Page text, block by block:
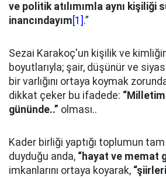
ve politik atılımımla aynı kişiliği
inancındayım [1] .”
Sezai Karakoç'un kişilik ve
boyutlarıyla; şair, düşünür ve
bir varlığını ortaya koymak
dikkat çeker bu ifadede:
gününde..” olması..
Kader birliği yaptığı toplumun
duyduğu anda, “hayat ve memat
imkanlarını ortaya koyarak,